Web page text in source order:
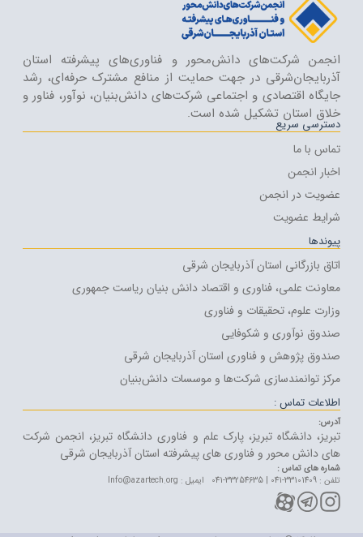
انجمن شرکت‌های دانش‌محور و فناوری‌های پیشرفته استان
آذربایجان‌شرقی در جهت حمایت از منافع مشترک حرفه‌ای، رشد
جایگاه اقتصادی و اجتماعی شرکت‌های دانش‌بنیان، نوآور، فناور و
خلاق استان تشکیل شده است.
دسترسی سریع
تماس با ما
اخبار انجمن
عضویت در انجمن
شرایط عضویت
پیوندها
اتاق بازرگانی استان آذربایجان شرقی
معاونت علمی، فناوری و اقتصاد دانش بنیان ریاست جمهوری
وزارت علوم، تحقیقات و فناوری
صندوق نوآوری و شکوفایی
صندوق پژوهش و فناوری استان آذربایجان شرقی
مرکز توانمندسازی شرکت‌ها و موسسات دانش‌بنیان
اطلاعات تماس :
آدرس:
تبریز، دانشگاه تبریز، پارک علم و فناوری دانشگاه تبریز، انجمن شرکت
های دانش محور و فناوری های پیشرفته استان آذربایجان شرقی
شماره های تماس :
تلفن : 041-33254635 | 041-33101409 ایمیل : Info@azartech.org